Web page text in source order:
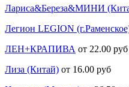
Лариса&Береза&МИНИ
Легион LEGION
ЛЕН+КРАПИВА от 22.00 руб
Лиза (Китай) от 16.00 руб